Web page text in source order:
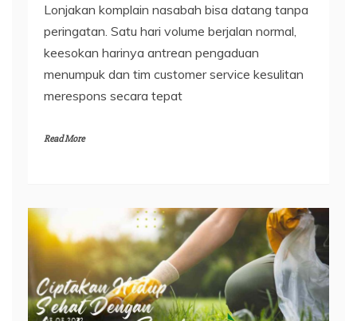
Lonjakan komplain nasabah bisa datang tanpa
peringatan. Satu hari volume berjalan normal,
keesokan harinya antrean pengaduan
menumpuk dan tim customer service kesulitan
merespons secara tepat
Read More